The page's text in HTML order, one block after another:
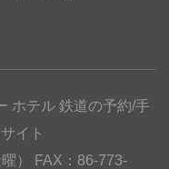
ホテル 鉄道の予約/手
イト
） FAX：86-773-